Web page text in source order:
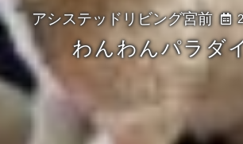
わんわんパラダ